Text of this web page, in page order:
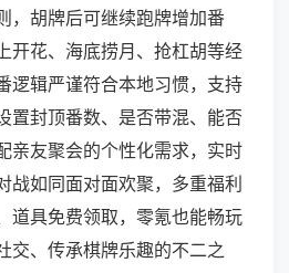
，胡牌后可继续跑牌增加番
开花、海底捞月、抢杠胡等经
逻辑严谨符合本地习惯，支持
置封顶番数、是否带混、能否
亲友聚会的个性化需求，实时
战如同面对面欢聚，多重福利
道具免费领取，零氪也能畅玩
交、传承棋牌乐趣的不二之